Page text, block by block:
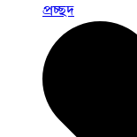
প্রচ্ছদ